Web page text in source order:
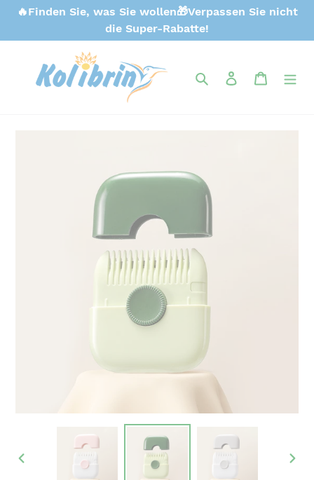
Direkt
Inhalt
🔥Finden Sie, was Sie wollen🎁Verpassen Sie nicht
die Super-Rabatte!
SuchenEinloggen
VORHERIGER